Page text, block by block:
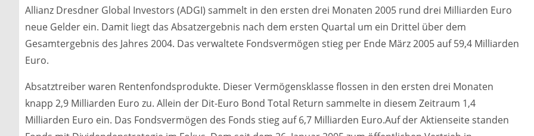
Allianz Dresdner Global Investors (ADGI) sammelt in den ersten drei Monaten 2005 rund drei Milliarden Euro
neue Gelder ein. Damit liegt das Absatzergebnis nach dem ersten Quartal um ein Drittel über dem
Gesamtergebnis des Jahres 2004. Das verwaltete Fondsvermögen stieg per Ende März 2005 auf 59,4 Milliarden
Euro.
Absatztreiber waren Rentenfondsprodukte. Dieser Vermögensklasse flossen in den ersten drei Monaten
knapp 2,9 Milliarden Euro zu. Allein der Dit-Euro Bond Total Return sammelte in diesem Zeitraum 1,4
Milliarden Euro ein. Das Fondsvermögen des Fonds stieg auf 6,7 Milliarden Euro.Auf der Aktienseite standen